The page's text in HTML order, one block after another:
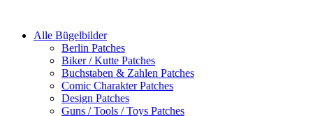
Alle Bügelbilder
Berlin Patches
Biker / Kutte Patches
Buchstaben & Zahlen Patches
Comic Charakter Patches
Design Patches
Guns / Tools / Toys Patches